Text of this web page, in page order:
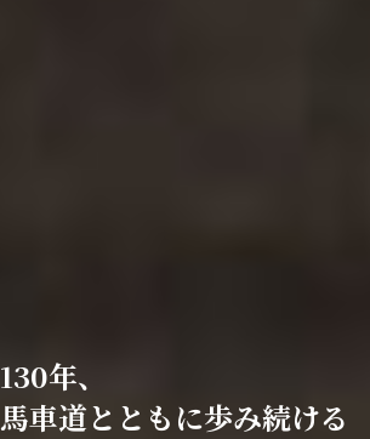
130年、
馬車道とともに歩み続ける